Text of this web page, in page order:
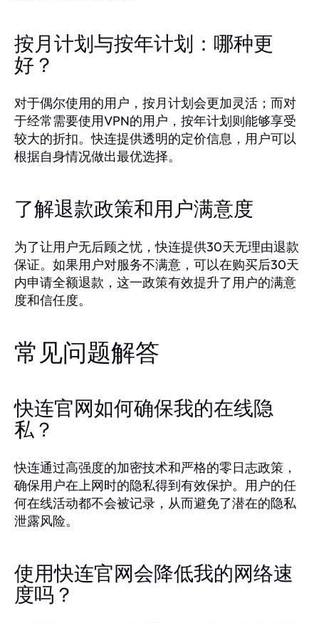
按月计划与按年计划：哪种更
好？
对于偶尔使用的用户，按月计划会更加灵活；而对
于经常需要使用VPN的用户，按年计划则能够享受
较大的折扣。快连提供透明的定价信息，用户可以
根据自身情况做出最优选择。
了解退款政策和用户满意度
为了让用户无后顾之忧，快连提供30天无理由退款
保证。如果用户对服务不满意，可以在购买后30天
内申请全额退款，这一政策有效提升了用户的满意
度和信任度。
常见问题解答
快连官网如何确保我的在线隐
私？
快连通过高强度的加密技术和严格的零日志政策，
确保用户在上网时的隐私得到有效保护。用户的任
何在线活动都不会被记录，从而避免了潜在的隐私
泄露风险。
使用快连官网会降低我的网络速
度吗？